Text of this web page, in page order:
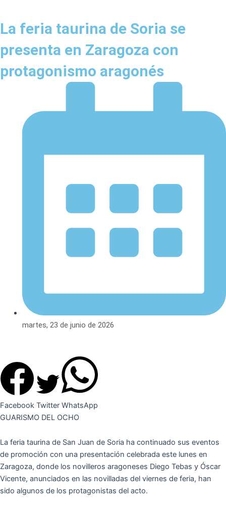
La feria taurina de Soria se
presenta en Zaragoza con
protagonismo aragonés
martes, 23 de junio de 2026
Facebook Twitter WhatsApp
GUARISMO DEL OCHO
La feria taurina de San Juan de Soria ha continuado sus eventos
de promoción con una presentación celebrada este lunes en
Zaragoza, donde los novilleros aragoneses Diego Tebas y Óscar
Vicente, anunciados en las novilladas del viernes de feria, han
sido algunos de los protagonistas del acto.